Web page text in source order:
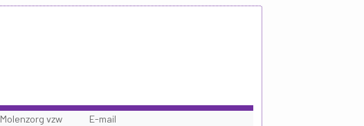
Molenzorg vzw E-mail